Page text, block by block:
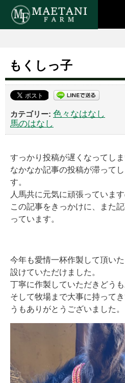
もくしっ子
色々なはなし
馬のはなし
すっかり投稿が遅くなってし
なかなか記事の投稿が滞って
す。
人馬共に元気に頑張っていま
この記事をきっかけに、また
っています。
今年も愛情一杯作製して頂い
設けていただけました。
丁寧に作製していただきどう
そして牧場まで大事に持って
うもありがとうございました。